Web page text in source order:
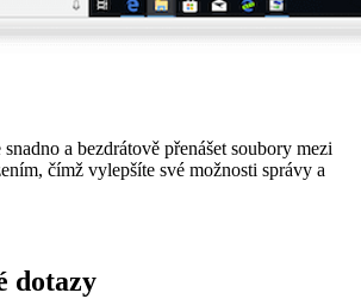
a bezdrátově přenášet soubory mezi
čímž vylepšíte své možnosti správy a
dotazy